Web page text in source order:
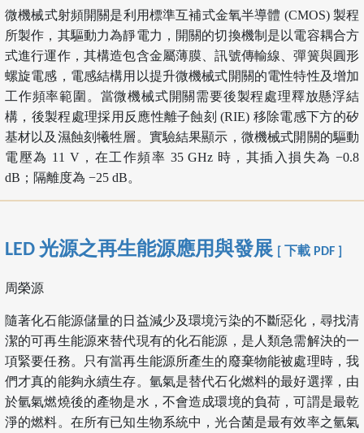
微機械式射頻開關是利用標準互補式金氧半導體 (CMOS) 製程
所製作，其驅動力為靜電力，開關的切換機制是以電容耦合方
式進行運作，其構造包含金屬薄膜、訊號傳輸線、彈簧與圓形
螺旋電感，電感結構用以提升微機械式開關的電性特性及增加
工作頻率範圍。當微機械式開關需要後製程處理釋放懸浮結
構，後製程處理採用反應性離子蝕刻 (RIE) 移除電感下方的矽
基材以及濕蝕刻犧牲層。實驗結果顯示，微機械式開關的驅動
電壓為 11 V，在工作頻率 35 GHz 時，其插入損失為 −0.8
dB；隔離度為 −25 dB。
LED 光源之再生能源應用與發展 [ 下載 PDF ]
周榮源
隨著化石能源儲量的日益減少及環境污染的不斷惡化，尋找清
潔的可再生能源來替代現有的化石能源，是人類急需解決的一
項緊要任務。只有當再生能源所產生的廢棄物能被處理時，我
們才真的能夠永續生存。氫氣是替代石化燃料的最好選擇，由
於氫氣燃燒後的產物是水，不會造成環境的負荷，可謂是最乾
淨的燃料。在所有已知生物系統中，光合菌是最有效率之氫氣